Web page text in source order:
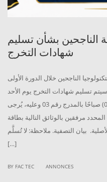
الناجحين بشأن تسليم
شهادات التخرج
الناجحين خلال الدورة الأولى
2025/2026، أنه سيتم تسليم شهادات التخرج يوم الأحد
21/06/2026 على الساعة التاسعة (09:00) صباحًا بالمدرج رقم 03 وعليه، يُرجى
مرفقين بالوثائق التالية بطاقة
بيان التصفية. ملاحظة: لا تُسلَّم
[…]
BY FAC TEC ANNONCES